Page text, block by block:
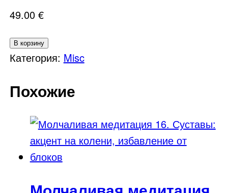
49.00 €
Количество
товара
медитация
Работа
аурой:
наслоений
В корзину
Категория: Misc
Похожие